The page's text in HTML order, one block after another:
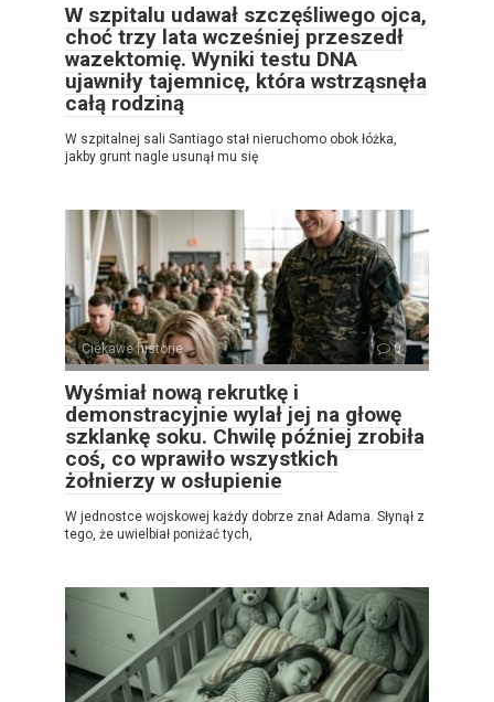
W szpitalu udawał szczęśliwego ojca,
choć trzy lata wcześniej przeszedł
wazektomię. Wyniki testu DNA
ujawniły tajemnicę, która wstrząsnęła
całą rodziną
W szpitalnej sali Santiago stał nieruchomo obok łóżka,
jakby grunt nagle usunął mu się
Ciekawe historie 0
Wyśmiał nową rekrutkę i
demonstracyjnie wylał jej na głowę
szklankę soku. Chwilę później zrobiła
coś, co wprawiło wszystkich
żołnierzy w osłupienie
W jednostce wojskowej każdy dobrze znał Adama. Słynął z
tego, że uwielbiał poniżać tych,